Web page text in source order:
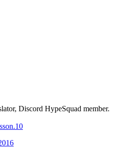
Discord HypeSquad member.